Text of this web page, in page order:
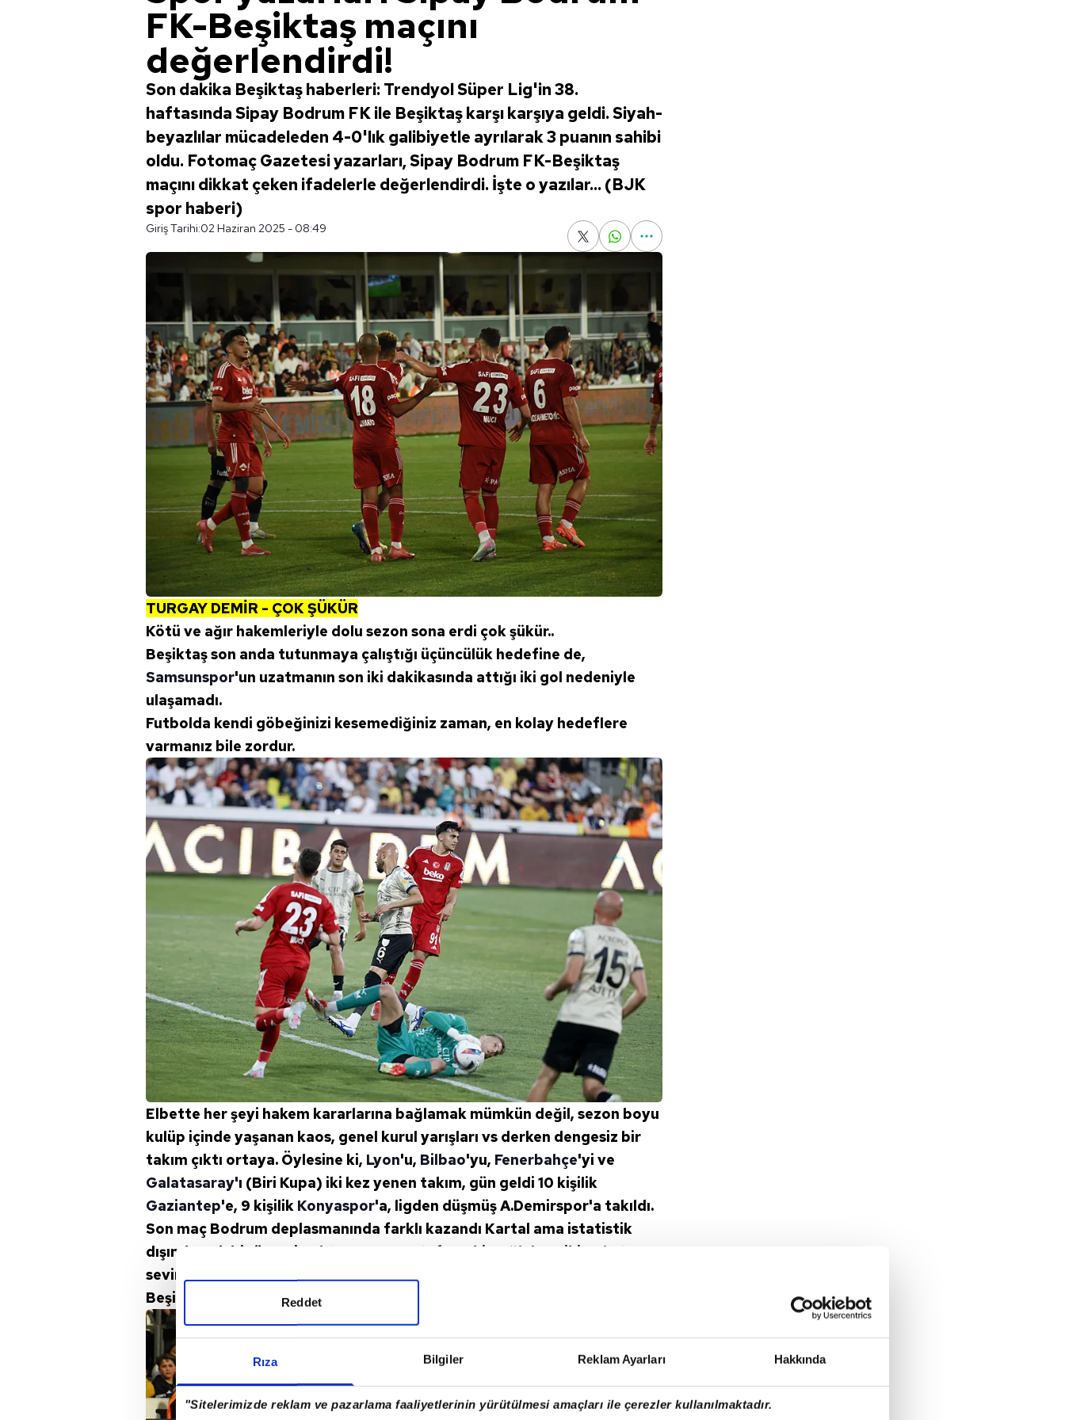
Rıza Bilgiler Reklam Ayarları Hakkında
"Sitelerimizde reklam ve pazarlama faaliyetlerinin yürütülmesi amaçları ile çerezler kullanılmaktadır.
Reddet
FK-Beşiktaş maçını
değerlendirdi!
Son dakika Beşiktaş haberleri: Trendyol Süper Lig'in 38.
haftasında Sipay Bodrum FK ile Beşiktaş karşı karşıya geldi. Siyah-
beyazlılar mücadeleden 4-0'lık galibiyetle ayrılarak 3 puanın sahibi
oldu. Fotomaç Gazetesi yazarları, Sipay Bodrum FK-Beşiktaş
maçını dikkat çeken ifadelerle değerlendirdi. İşte o yazılar... (BJK
spor haberi)
Giriş Tarihi:02 Haziran 2025 - 08:49
TURGAY DEMİR - ÇOK ŞÜKÜR
Kötü ve ağır hakemleriyle dolu sezon sona erdi çok şükür..
Beşiktaş son anda tutunmaya çalıştığı üçüncülük hedefine de,
Samsunspor'un uzatmanın son iki dakikasında attığı iki gol nedeniyle
ulaşamadı.
Futbolda kendi göbeğinizi kesemediğiniz zaman, en kolay hedeflere
varmanız bile zordur.
Elbette her şeyi hakem kararlarına bağlamak mümkün değil, sezon boyu
kulüp içinde yaşanan kaos, genel kurul yarışları vs derken dengesiz bir
takım çıktı ortaya. Öylesine ki, Lyon'u, Bilbao'yu, Fenerbahçe'yi ve
Galatasaray'ı (Biri Kupa) iki kez yenen takım, gün geldi 10 kişilik
Gaziantep'e, 9 kişilik Konyaspor'a, ligden düşmüş A.Demirspor'a takıldı.
Son maç Bodrum deplasmanında farklı kazandı Kartal ama istatistik
dışında pek bir önemi yoktu. Genç Mustafa Hekimoğlu'nun iki gol atması
sevindiriciydi hepsi bu.
Beşiktaşlılar'ın hemen unutmak isteyecekleri bir sezon oldu vesselam.